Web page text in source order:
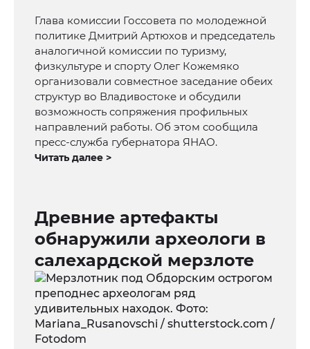
Глава комиссии Госсовета по молодежной
политике Дмитрий Артюхов и председатель
аналогичной комиссии по туризму,
физкультуре и спорту Олег Кожемяко
организовали совместное заседание обеих
структур во Владивостоке и обсудили
возможность сопряжения профильных
направлений работы. Об этом сообщила
пресс-служба губернатора ЯНАО.
Читать далее >
Древние артефакты
обнаружили археологи в
салехардской мерзлоте